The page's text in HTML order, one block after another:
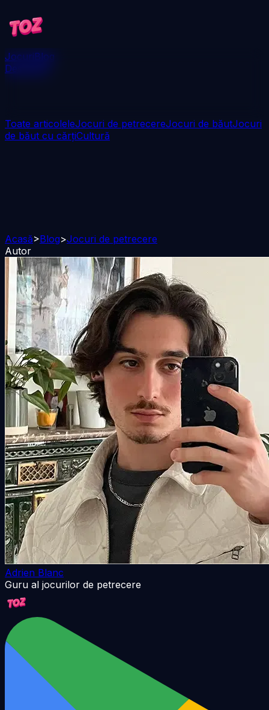
JocuriBlog
Descarcă
Toate articoleleJocuri de petrecereJocuri de băutJocuri
de băut cu cărțiCultură
Acasă>Blog>Jocuri de petrecere
Autor
Adrien Blanc
Guru al jocurilor de petrecere